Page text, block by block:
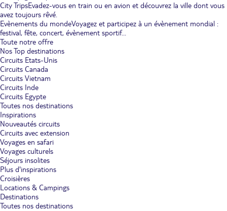
City TripsEvadez-vous en train ou en avion et découvrez la ville dont vous
avez toujours rêvé.
Evènements du mondeVoyagez et participez à un évènement mondial :
festival, fête, concert, évènement sportif...
Toute notre offre
Nos Top destinations
Circuits Etats-Unis
Circuits Canada
Circuits Vietnam
Circuits Inde
Circuits Egypte
Toutes nos destinations
Inspirations
Nouveautés circuits
Circuits avec extension
Voyages en safari
Voyages culturels
Séjours insolites
Plus d'inspirations
Croisières
Locations & Campings
Destinations
Toutes nos destinations